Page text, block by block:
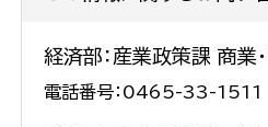
経済部：産業政策課 商業
電話番号：0465-33-1511